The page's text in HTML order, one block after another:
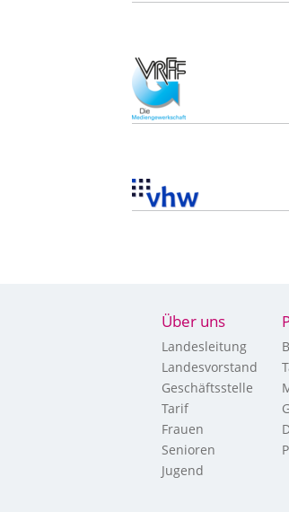
Über uns
Landesleitung
Landesvorstand
Geschäftsstelle
Tarif
Frauen
Senioren
Jugend